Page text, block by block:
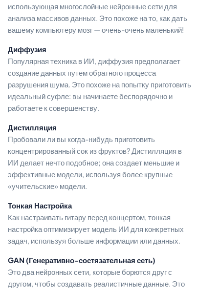
использующая многослойные нейронные сети для
анализа массивов данных. Это похоже на то, как дать
вашему компьютеру мозг — очень-очень маленький!
Диффузия
Популярная техника в ИИ, диффузия предполагает
создание данных путем обратного процесса
разрушения шума. Это похоже на попытку приготовить
идеальный суфле: вы начинаете беспорядочно и
работаете к совершенству.
Дистилляция
Пробовали ли вы когда-нибудь приготовить
концентрированный сок из фруктов? Дистилляция в
ИИ делает нечто подобное; она создает меньшие и
эффективные модели, используя более крупные
«учительские» модели.
Тонкая Настройка
Как настраивать гитару перед концертом, тонкая
настройка оптимизирует модель ИИ для конкретных
задач, используя больше информации или данных.
GAN (Генеративно-состязательная сеть)
Это два нейронных сети, которые борются друг с
другом, чтобы создавать реалистичные данные. Это